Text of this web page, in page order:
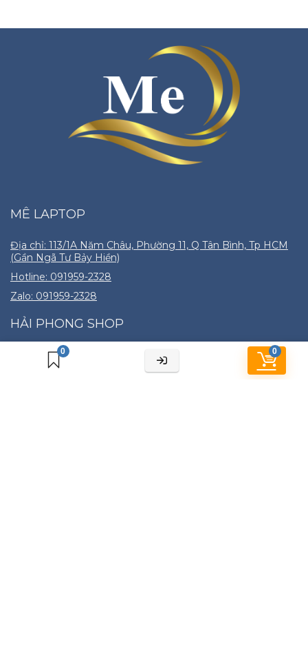
0 0
MÊ LAPTOP
Địa chỉ: 113/1A Năm Châu, Phường 11, Q Tân Bình, Tp HCM
(Gần Ngã Tư Bảy Hiền)
Hotline: 091959-2328
Zalo: 091959-2328
HẢI PHONG SHOP
Cửa hàng